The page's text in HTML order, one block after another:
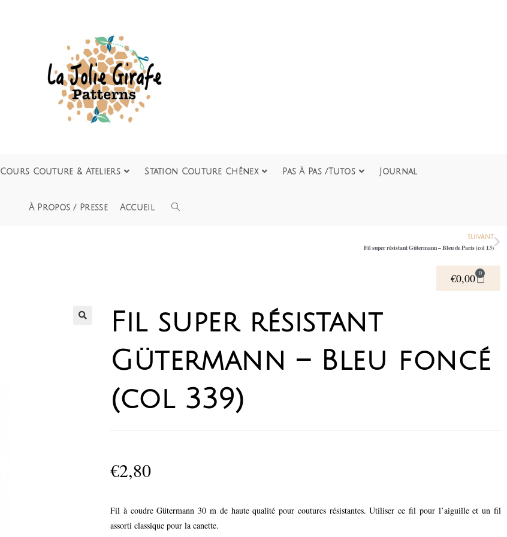
Cours Couture & Ateliers Station Couture Chênex Pas À Pas /Tutos Journal
À Propos / Presse Accueil
SUIVANT
Fil super résistant Gütermann – Bleu de Paris (col 13)
€0,00 0
Fil super résistant
Gütermann – Bleu foncé
(col 339)
€2,80
Fil à coudre Gütermann 30 m de haute qualité pour coutures résistantes. Utiliser ce fil pour l’aiguille et un fil
assorti classique pour la canette.